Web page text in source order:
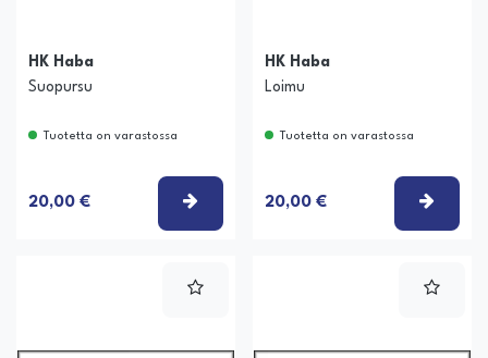
HK Haba
Suopursu
Tuotetta on varastossa
20,00 € VALITSE VAIHTOEHTO
HK Haba
Loimu
Tuotetta on varastossa
20,00 €